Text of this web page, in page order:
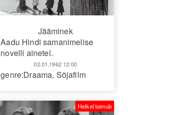
Jääminek
Aadu Hindi samanimelise
novelli ainetel.
02.01.1962 12:00
genre:Draama, Sõjafilm
Hetkel toimub